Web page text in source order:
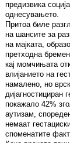
предизвика
однесувањето.
Притоа биле
на шансите за
на мајката,
претходна
кај момчињата
влијанието на
намалено, но
дијагностициран
покажало 42%
аутизам,
немаат
споменатите